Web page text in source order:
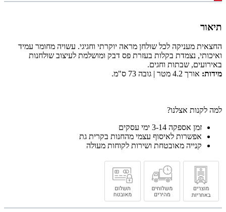
תיאור
החצאית מעניקה לכל שולחן מראה יוקרתי וחגיגי. עשויה מחומר עמיד
ואיכותי, נצמדת בקלות בעזרת פס דבק ומושלמת לעיצוב שולחנות
באירועים, שבתות וחגים.
מידות: אורך 4.2 מטר | גובה 73 ס"מ.
למה לקנות אצלנו?
זמן אספקה 3-14 ימי עסקים
אפשרות לאיסוף עצמי מהחנות בקרית גת
קנייה מאובטחת ושירות לקוחות מעולה